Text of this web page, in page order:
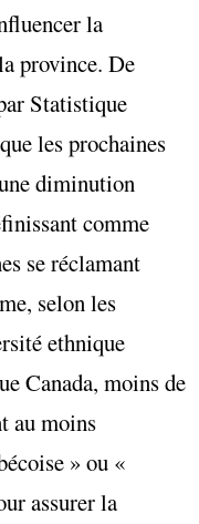
la
province. De
Statistique
les prochaines
diminution
comme
se réclamant
selon les
ethnique
Canada, moins de
au moins
» ou «
assurer la